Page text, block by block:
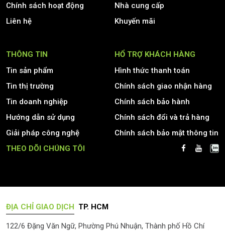
Chính sách hoạt động
Liên hệ
Nhà cung cấp
Khuyến mãi
THÔNG TIN
Tin sản phẩm
Tin thị trường
Tin doanh nghiệp
Hướng dẫn sử dụng
Giải pháp công nghệ
HỔ TRỢ KHÁCH HÀNG
Hình thức thanh toán
Chính sách giao nhận hàng
Chính sách bảo hành
Chính sách đổi và trả hàng
Chính sách bảo mật thông tin
THEO DÕI CHÚNG TÔI
ĐỊA CHỈ GIAO DỊCH TP. HCM
122/6 Đặng Văn Ngữ, Phường Phú Nhuận, Thành phố Hồ Chí